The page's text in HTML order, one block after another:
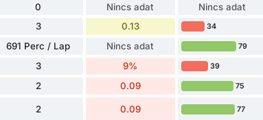
0 Nincs adat Nincs adat
3 0.13 34
691 Perc / Lap Nincs adat 79
3 9% 39
2 0.09 75
2 0.09 77